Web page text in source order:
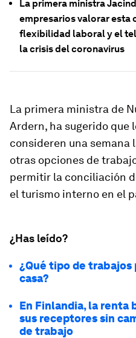
La primera ministra
empresarios valorar esta
flexibilidad laboral y el
la crisis del coronavirus
La primera ministra de
Ardern, ha sugerido que
consideren una semana
otras opciones de
permitir la conciliación
el turismo interno en el
¿Has leído?
¿Qué tipo de trabajos
casa?
En Finlandia, la renta
sus receptores sin
de trabajo